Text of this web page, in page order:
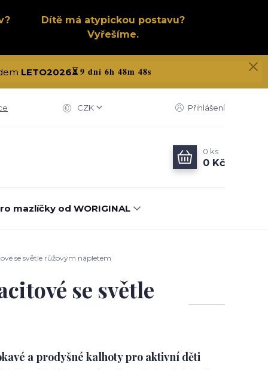
Dítě má atypickou postavu?
Vyřešíme.
LETO2026⏳9 dní 6h 48m 47s
CZK Přihlášení
0 ks
0 Kč
mazlíčky od WORIGINAL
se světle růžovým nápletem
se světle
a prodyšné kalhoty pro aktivní děti